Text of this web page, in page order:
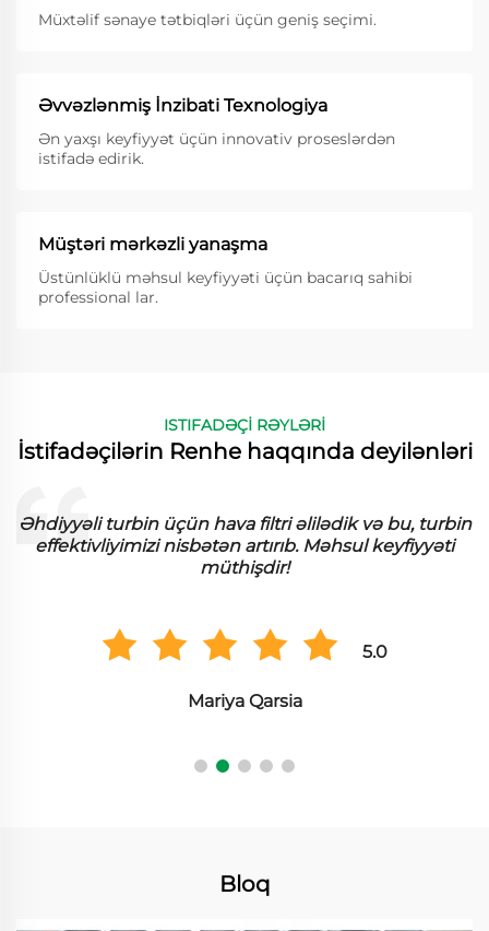
Müxtəlif sənaye tətbiqləri üçün geniş seçimi.
Əvvəzlənmiş İnzibati Texnologiya
Ən yaxşı keyfiyyət üçün innovativ proseslərdən
istifadə edirik.
Müştəri mərkəzli yanaşma
Üstünlüklü məhsul keyfiyyəti üçün bacarıq sahibi
professional lar.
ISTIFADƏÇİ RƏYLƏRİ
İstifadəçilərin Renhe haqqında deyilənləri
Əhdiyyəli turbin üçün hava filtri əlilədik və bu, turbin
effektivliyimizi nisbətən artırıb. Məhsul keyfiyyəti
müthişdir!
5.0
Mariya Qarsia
Bloq